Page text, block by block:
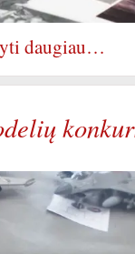
daugiau…